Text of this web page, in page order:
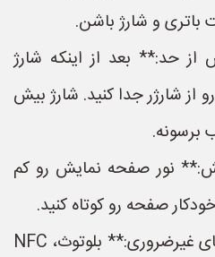
باتری و شارژ باشن.
حد:** بعد از اینکه شارژ
اون رو از شارژر جدا کنید. شارژ بیش
برسونه.
نور صفحه نمایش رو کم
صفحه رو کوتاه کنید.
* **غیرفعال کردن ویژگی‌های غیرضروری:** بلوتوث، NFC